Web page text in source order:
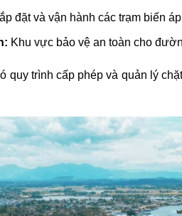
đặt và vận hành các trạm biến
Khu vực bảo vệ an toàn cho
quy trình cấp phép và quản lý